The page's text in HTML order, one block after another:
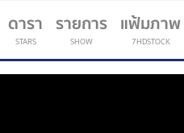
ดารา
STARS
รายการ
SHOW
แฟ้มภาพ
7HDSTOCK